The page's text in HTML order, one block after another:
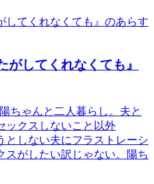
がしてくれなくても』
ちゃんと二人暮らし。夫と
ックスしないこと以外
としない夫にフラストレーシ
スがしたい訳じゃない。陽ち